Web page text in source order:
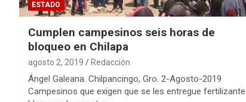
ESTADO
Cumplen campesinos seis horas de
bloqueo en Chilapa
agosto 2, 2019 Redacción
Ángel Galeana. Chilpancingo, Gro. 2-Agosto-2019
Campesinos que exigen que se les entregue fertilizante